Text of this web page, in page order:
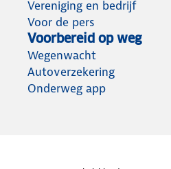
Vereniging en bedrijf
Voor de pers
Voorbereid op weg
Wegenwacht
Autoverzekering
Onderweg app